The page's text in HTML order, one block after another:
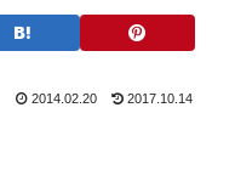
2014.02.20 2017.10.14